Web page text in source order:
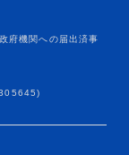
府機関への届出済事